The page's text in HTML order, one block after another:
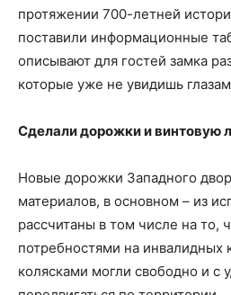
протяжении 700-летней
поставили информационные
описывают для гостей замка
которые уже не увидишь
Сделали дорожки и винтовую
Новые дорожки Западного
материалов, в основном – из
рассчитаны в том числе на то,
потребностями на инвалидных
колясками могли свободно и с